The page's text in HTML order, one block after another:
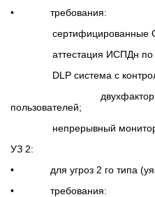
• требования:
сертифицированные
аттестация ИСПДн по
DLP система с
двухфакторная
пользователей;
непрерывный
УЗ 2:
• для угроз 2 го типа
• требования: